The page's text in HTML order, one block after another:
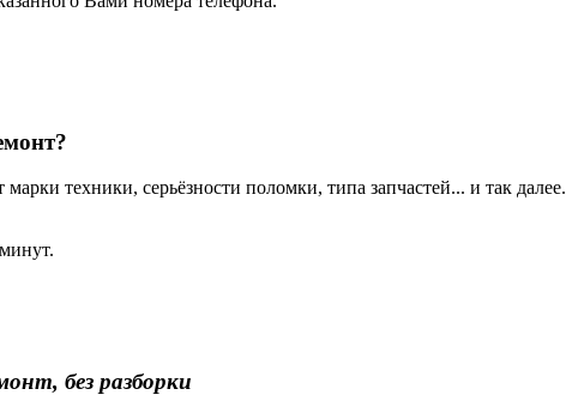
марки техники, серьёзности поломки, типа запчастей... и так далее.
без разборки